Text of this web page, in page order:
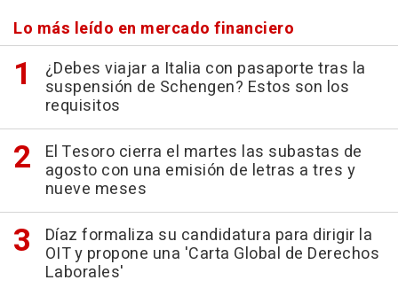
Lo más leído en mercado financiero
¿Debes viajar a Italia con pasaporte tras la
suspensión de Schengen? Estos son los
requisitos
El Tesoro cierra el martes las subastas de
agosto con una emisión de letras a tres y
nueve meses
Díaz formaliza su candidatura para dirigir la
OIT y propone una 'Carta Global de Derechos
Laborales'